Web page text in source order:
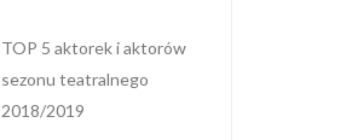
TOP 5 aktorek i aktorów
sezonu teatralnego
2018/2019